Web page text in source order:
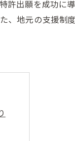
許出願を成功に
、地元の支援制